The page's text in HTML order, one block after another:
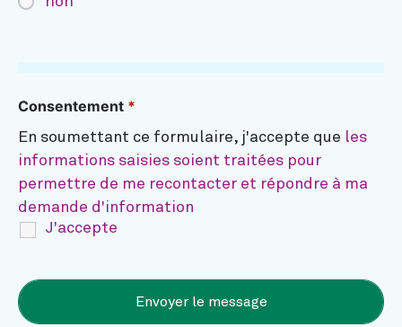
Consentement *
J'accepte
En soumettant ce formulaire, j'accepte que les
informations saisies soient traitées pour
permettre de me recontacter et répondre à ma
demande d'information